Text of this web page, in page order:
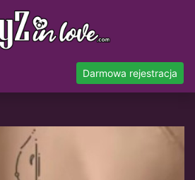
Darmowa rejestracja